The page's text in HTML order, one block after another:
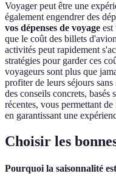
Voyager peut être une
également engendrer des
vos dépenses de voyage est
que le coût des billets
activités peut rapidement
stratégies pour garder ces
voyageurs sont plus que
profiter de leurs séjours
des conseils concrets, basés
récentes, vous permettant
en garantissant une
Choisir les
Pourquoi la saisonnalité